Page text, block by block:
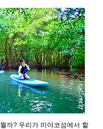
까? 우리가 미야코섬에서 할